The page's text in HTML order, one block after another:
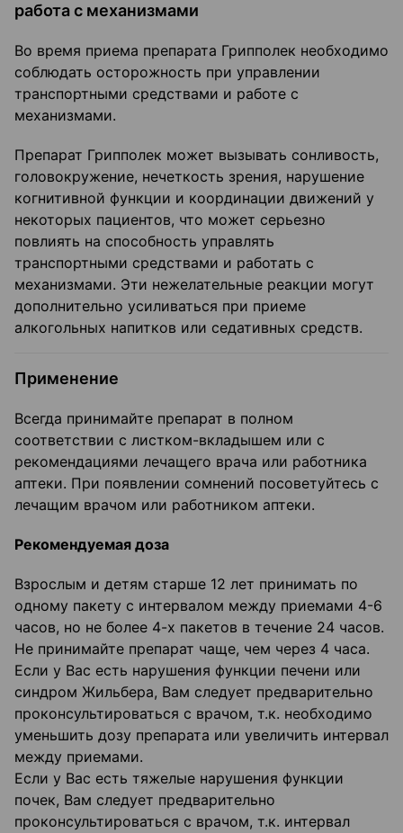
работа с механизмами
Во время приема препарата Грипполек необходимо
соблюдать осторожность при управлении
транспортными средствами и работе с
механизмами.
Препарат Грипполек может вызывать сонливость,
головокружение, нечеткость зрения, нарушение
когнитивной функции и координации движений у
некоторых пациентов, что может серьезно
повлиять на способность управлять
транспортными средствами и работать с
механизмами. Эти нежелательные реакции могут
дополнительно усиливаться при приеме
алкогольных напитков или седативных средств.
Применение
Всегда принимайте препарат в полном
соответствии с листком-вкладышем или с
рекомендациями лечащего врача или работника
аптеки. При появлении сомнений посоветуйтесь с
лечащим врачом или работником аптеки.
Рекомендуемая доза
Взрослым и детям старше 12 лет принимать по
одному пакету с интервалом между приемами 4-6
часов, но не более 4-х пакетов в течение 24 часов.
Не принимайте препарат чаще, чем через 4 часа.
Если у Вас есть нарушения функции печени или
синдром Жильбера, Вам следует предварительно
проконсультироваться с врачом, т.к. необходимо
уменьшить дозу препарата или увеличить интервал
между приемами.
Если у Вас есть тяжелые нарушения функции
почек, Вам следует предварительно
проконсультироваться с врачом, т.к. интервал